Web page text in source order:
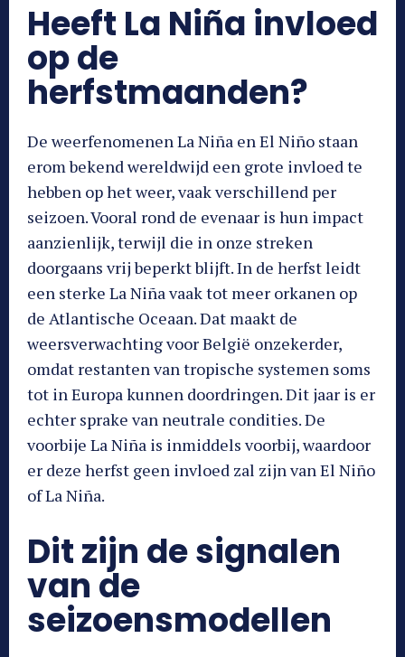
Heeft La Niña invloed
op de
herfstmaanden?
De weerfenomenen La Niña en El Niño staan
erom bekend wereldwijd een grote invloed te
hebben op het weer, vaak verschillend per
seizoen. Vooral rond de evenaar is hun impact
aanzienlijk, terwijl die in onze streken
doorgaans vrij beperkt blijft. In de herfst leidt
een sterke La Niña vaak tot meer orkanen op
de Atlantische Oceaan. Dat maakt de
weersverwachting voor België onzekerder,
omdat restanten van tropische systemen soms
tot in Europa kunnen doordringen. Dit jaar is er
echter sprake van neutrale condities. De
voorbije La Niña is inmiddels voorbij, waardoor
er deze herfst geen invloed zal zijn van El Niño
of La Niña.
Dit zijn de signalen
van de
seizoensmodellen